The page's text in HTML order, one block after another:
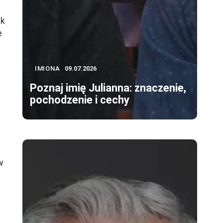
IMIONA 09.07.2026
Poznaj imię Julianna: znaczenie,
pochodzenie i cechy